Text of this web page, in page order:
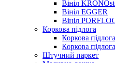
Вініл
Вініл EGGER
Вініл
Коркова підлога
Коркова
Коркова
Штучний паркет